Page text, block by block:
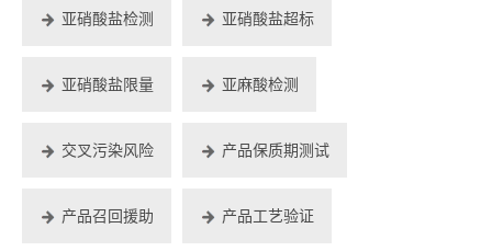
亚硝酸盐检测 亚硝酸盐超标
亚硝酸盐限量 亚麻酸检测
交叉污染风险 产品保质期测试
产品召回援助 产品工艺验证